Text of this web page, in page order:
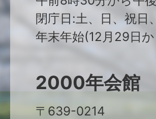
閉庁日:土、日、祝日、
年末年始(12月29日
2000年会館
〒639-0214